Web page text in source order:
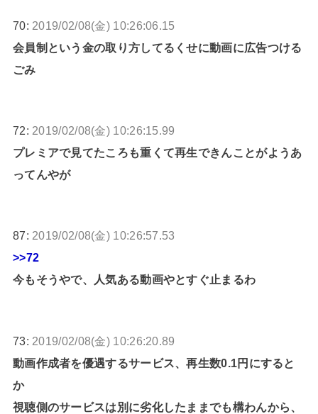
70: 2019/02/08(金) 10:26:06.15
会員制という金の取り方してるくせに動画に広告つける
ごみ
72: 2019/02/08(金) 10:26:15.99
プレミアで見てたころも重くて再生できんことがようあ
ってんやが
87: 2019/02/08(金) 10:26:57.53
>>72
今もそうやで、人気ある動画やとすぐ止まるわ
73: 2019/02/08(金) 10:26:20.89
動画作成者を優遇するサービス、再生数0.1円にすると
か
視聴側のサービスは別に劣化したままでも構わんから、